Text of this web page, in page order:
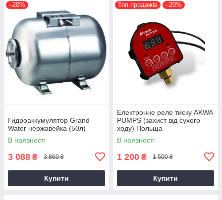
–20%
Гидроаккумулятор Grand
Water нержавейка (50л)
В наявності
3 088 ₴ 3 860 ₴
Купити
Топ продажів –20%
Електронне реле тиску AKWA
PUMPS (захист від сухого
ходу) Польща
В наявності
1 200 ₴ 1 500 ₴
Купити